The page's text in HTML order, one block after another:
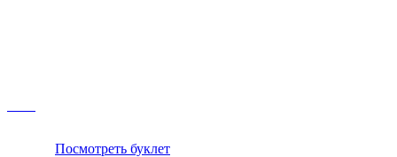
Посмотреть буклет